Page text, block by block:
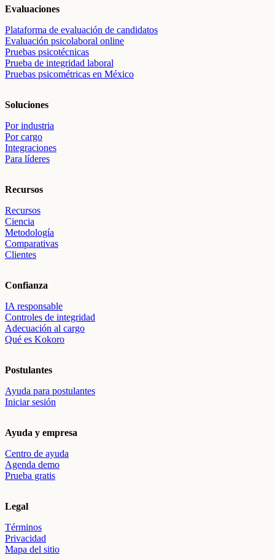
Evaluaciones
Plataforma de evaluación de candidatos
Evaluación psicolaboral online
Pruebas psicotécnicas
Prueba de integridad laboral
Pruebas psicométricas en México
Soluciones
Por industria
Por cargo
Integraciones
Para líderes
Recursos
Recursos
Ciencia
Metodología
Comparativas
Clientes
Confianza
IA responsable
Controles de integridad
Adecuación al cargo
Qué es Kokoro
Postulantes
Ayuda para postulantes
Iniciar sesión
Ayuda y empresa
Centro de ayuda
Agenda demo
Prueba gratis
Legal
Términos
Privacidad
Mapa del sitio